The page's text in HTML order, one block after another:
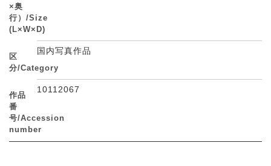
×奥
行）/Size
(L×W×D)
区
分/Category
国内写真作品
作品
番
号/Accession
number
10112067